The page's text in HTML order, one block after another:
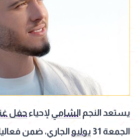
يستعد النجم الشامي لإحياء حفل
الجمعة 31
يوليو الجاري، ضمن